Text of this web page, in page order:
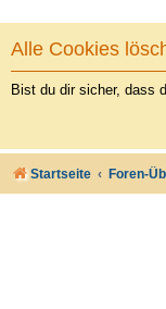
Alle Cookies
Bist du dir sicher, dass
Startseite Foren-